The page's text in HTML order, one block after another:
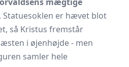
Statuesoklen er hævet blot
så Kristus fremstår
i øjenhøjde - men
samler hele